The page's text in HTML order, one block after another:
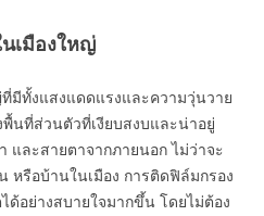
เมืองใหญ่
มีทั้งแสงแดดแรงและความวุ่นวาย
นที่ส่วนตัวที่เงียบสงบและน่าอยู่
และสายตาจากภายนอก ไม่ว่าจะ
หรือบ้านในเมือง การติดฟิล์มกรอง
อย่างสบายใจมากขึ้น โดยไม่ต้อง